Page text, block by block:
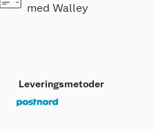
med Walley
Leveringsmetoder